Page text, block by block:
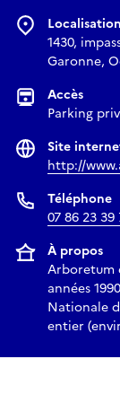
Localisation
1430,
Garonne,
Accès
Parking
Site
http://
Téléphone
07 86 23 39
À propos
Arboretum
années
Nationale
entier